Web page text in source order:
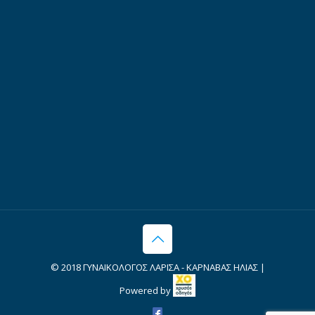
© 2018 ΓΥΝΑΙΚΟΛΟΓΟΣ ΛΑΡΙΣΑ - ΚΑΡΝΑΒΑΣ ΗΛΙΑΣ |
Powered by